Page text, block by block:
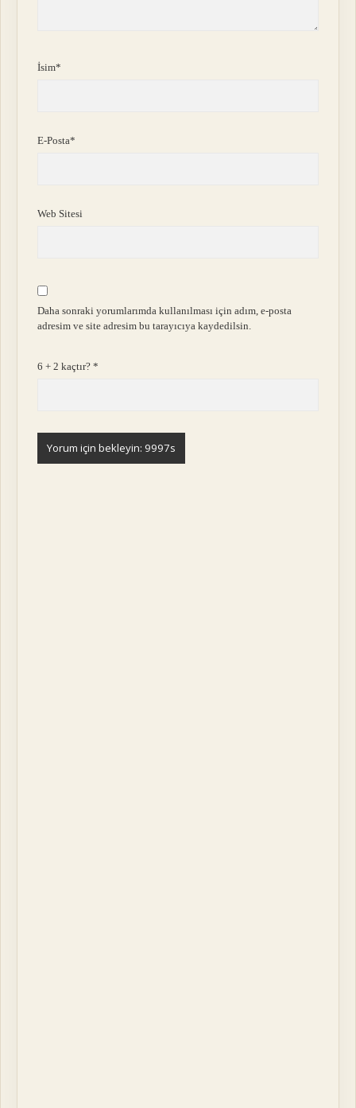
İsim*
E-Posta*
Web Sitesi
Daha sonraki yorumlarımda kullanılması için adım, e-posta
adresim ve site adresim bu tarayıcıya kaydedilsin.
6 + 2 kaçtır?*